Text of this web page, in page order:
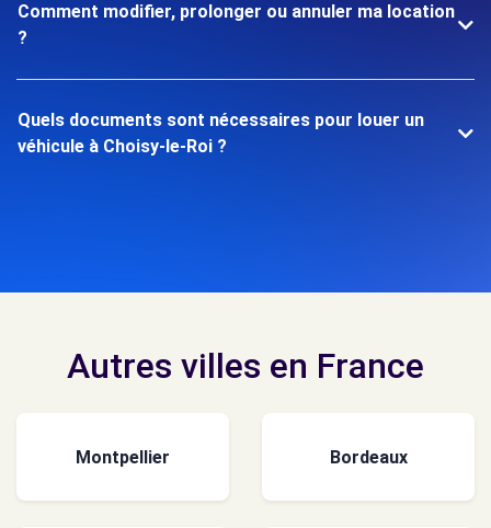
Comment modifier, prolonger ou annuler ma location
?
Quels documents sont nécessaires pour louer un
véhicule à Choisy-le-Roi ?
Autres villes en France
Montpellier Bordeaux